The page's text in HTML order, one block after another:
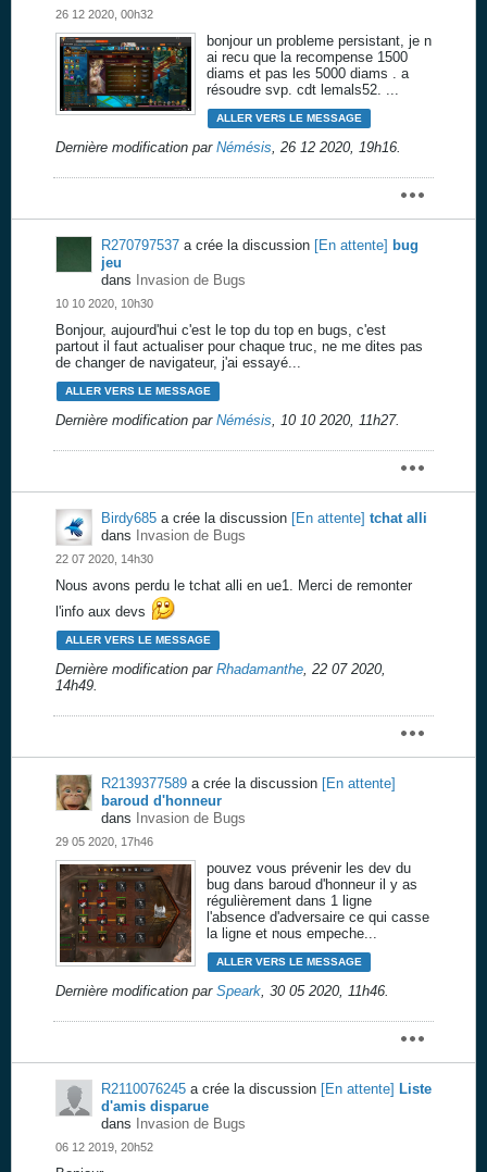
26 12 2020, 00h32
bonjour un probleme persistant, je n
ai recu que la recompense 1500
diams et pas les 5000 diams . a
résoudre svp. cdt lemals52. ...
ALLER VERS LE MESSAGE
Dernière modification par Némésis, 26 12 2020, 19h16.
R270797537 a crée la discussion [En attente] bug
jeu
dans
Invasion de Bugs
10 10 2020, 10h30
Bonjour, aujourd'hui c'est le top du top en bugs, c'est
partout il faut actualiser pour chaque truc, ne me dites pas
de changer de navigateur, j'ai essayé...
ALLER VERS LE MESSAGE
Dernière modification par Némésis, 10 10 2020, 11h27.
Birdy685 a crée la discussion [En attente] tchat alli
dans
Invasion de Bugs
22 07 2020, 14h30
Nous avons perdu le tchat alli en ue1. Merci de remonter
l'info aux devs
ALLER VERS LE MESSAGE
Dernière modification par Rhadamanthe, 22 07 2020,
14h49.
R2139377589 a crée la discussion [En attente]
baroud d'honneur
dans
Invasion de Bugs
29 05 2020, 17h46
pouvez vous prévenir les dev du
bug dans baroud d'honneur il y as
régulièrement dans 1 ligne
l'absence d'adversaire ce qui casse
la ligne et nous empeche...
ALLER VERS LE MESSAGE
Dernière modification par Speark, 30 05 2020, 11h46.
R2110076245 a crée la discussion [En attente] Liste
d'amis disparue
dans
Invasion de Bugs
06 12 2019, 20h52